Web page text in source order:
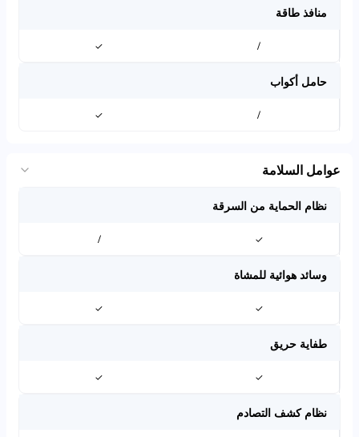
منافذ طاقة
/
✓
حامل أكواب
/
✓
عوامل السلامة
نظام الحماية من السرقة
✓
/
وسائد هوائية للمشاة
✓
✓
طفاية حريق
✓
✓
نظام كشف التصادم